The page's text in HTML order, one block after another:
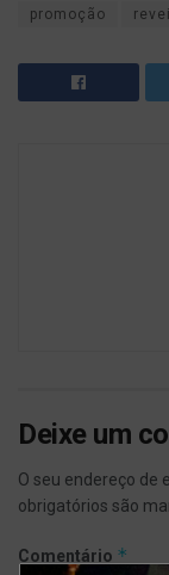
promoção
Deixe um
O seu endereço de
obrigatórios são
Comentário *